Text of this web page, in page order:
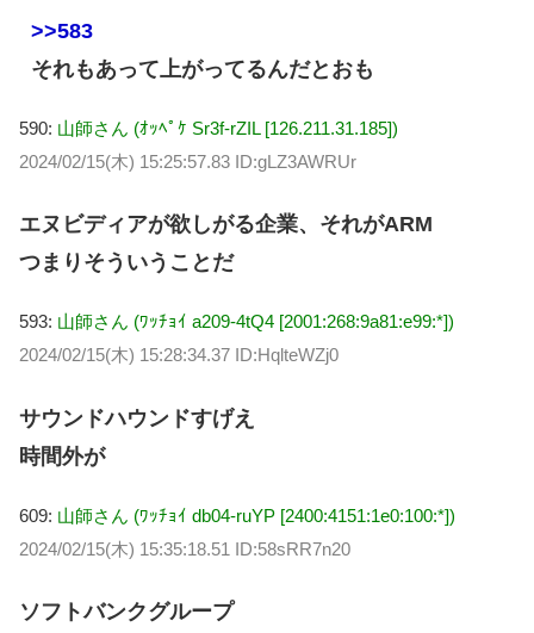
>>583
それもあって上がってるんだとおも
590: 山師さん (ｵｯﾍﾟｹ Sr3f-rZIL [126.211.31.185])
2024/02/15(木) 15:25:57.83 ID:gLZ3AWRUr
エヌビディアが欲しがる企業、それがARM
つまりそういうことだ
593: 山師さん (ﾜｯﾁｮｲ a209-4tQ4 [2001:268:9a81:e99:*])
2024/02/15(木) 15:28:34.37 ID:HqlteWZj0
サウンドハウンドすげえ
時間外が
609: 山師さん (ﾜｯﾁｮｲ db04-ruYP [2400:4151:1e0:100:*])
2024/02/15(木) 15:35:18.51 ID:58sRR7n20
ソフトバンクグループ